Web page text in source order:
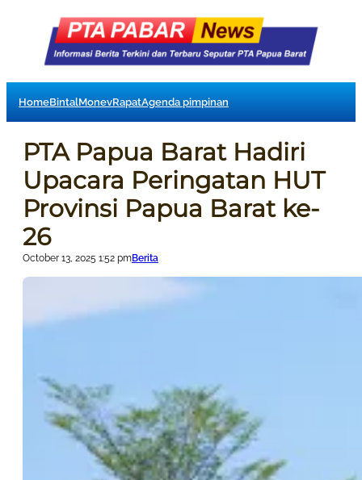
HomeBintalMonevRapatAgenda pimpinan
PTA Papua Barat Hadiri
Upacara Peringatan HUT
Provinsi Papua Barat ke-
26
October 13, 2025 1:52 pmBerita